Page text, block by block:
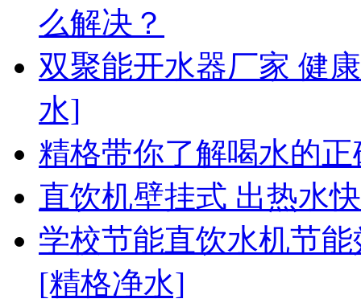
么解决？
双聚能开水器厂家 健
水]
精格带你了解喝水的
直饮机壁挂式 出热水
学校节能直饮水机节
[精格净水]